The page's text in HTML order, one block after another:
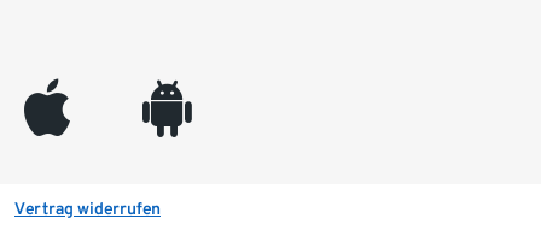
appleinc android
Vertrag widerrufen